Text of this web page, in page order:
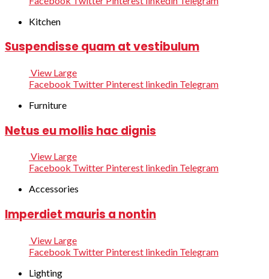
Kitchen
Suspendisse quam at vestibulum
View Large
Facebook Twitter Pinterest linkedin Telegram
Furniture
Netus eu mollis hac dignis
View Large
Facebook Twitter Pinterest linkedin Telegram
Accessories
Imperdiet mauris a nontin
View Large
Facebook Twitter Pinterest linkedin Telegram
Lighting